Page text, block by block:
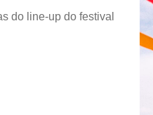
do line-up do festival